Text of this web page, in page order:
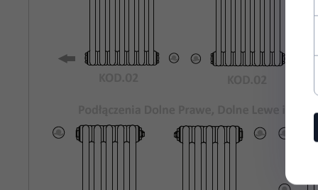
Bocznych:
Maksymalne
Ciśnienie